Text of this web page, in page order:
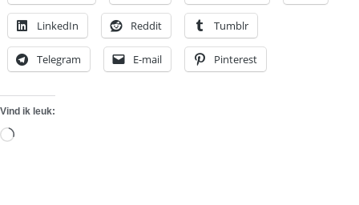
LinkedIn Reddit Tumblr
Telegram E-mail Pinterest
Vind ik leuk:
Aan